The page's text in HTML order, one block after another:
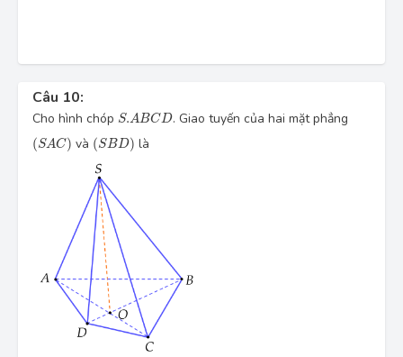
Câu 10:
Cho hình chóp S.ABCD
S.ABCD . Giao tuyến của hai mặt phẳng
(SAC)
(SAC) và (SBD)
(SBD) là